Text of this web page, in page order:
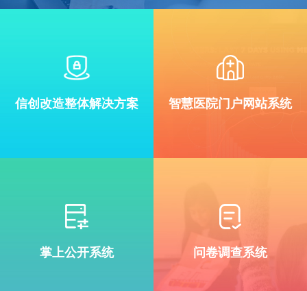
信创改造整体解决方案 智慧医院门户网站系统
掌上公开系统 问卷调查系统